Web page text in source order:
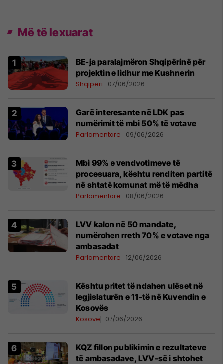
Më të lexuarat
BE-ja paralajmëron Shqipërinë për
projektin e lidhur me Kushnerin
Shqipëri 07/06/2026
Garë interesante në LDK pas
numërimit të mbi 50% të votave
Parlamentare 09/06/2026
Mbi 99% e vendvotimeve të
procesuara, kështu renditen partitë
në shtatë komunat më të mëdha
Parlamentare 08/06/2026
LVV kalon në 50 mandate,
numërohen rreth 70% e votave nga
ambasadat
Parlamentare 12/06/2026
Kështu pritet të ndahen ulëset në
legjislaturën e 11-të në Kuvendin e
Kosovës
Kosovë 07/06/2026
KQZ fillon publikimin e rezultateve
të ambasadave, LVV-së i shtohet